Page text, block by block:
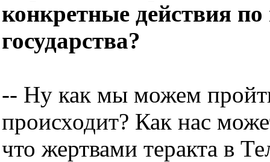
конкретные действия по
государства?
-- Ну как мы можем
происходит? Как нас
что жертвами теракта в